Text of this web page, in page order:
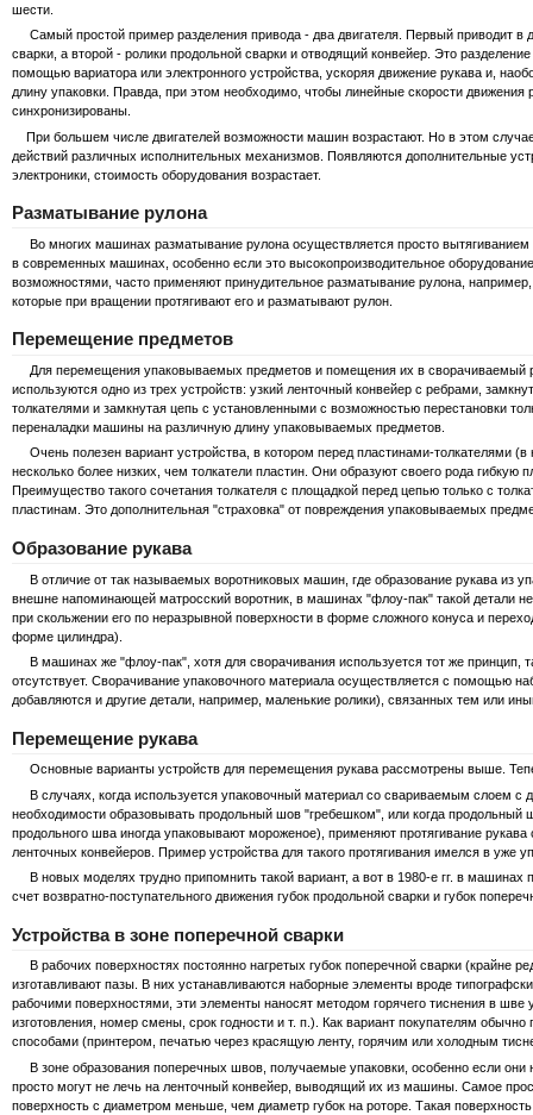
шести.
Самый простой пример разделения привода - два двигателя. Первый приводит в
сварки, а второй - ролики продольной сварки и отводящий конвейер. Это
помощью вариатора или электронного устройства, ускоряя движение рукава и,
длину упаковки. Правда, при этом необходимо, чтобы линейные скорости движения
синхронизированы.
При большем числе двигателей возможности машин возрастают. Но в этом
действий различных исполнительных механизмов. Появляются дополнительные
электроники, стоимость оборудования возрастает.
Разматывание рулона
Во многих машинах разматывание рулона осуществляется просто вытягиванием
в современных машинах, особенно если это высокопроизводительное
возможностями, часто применяют принудительное разматывание рулона,
которые при вращении протягивают его и разматывают рулон.
Перемещение предметов
Для перемещения упаковываемых предметов и помещения их в сворачиваемый
используются одно из трех устройств: узкий ленточный конвейер с ребрами,
толкателями и замкнутая цепь с установленными с возможностью перестановки
переналадки машины на различную длину упаковываемых предметов.
Очень полезен вариант устройства, в котором перед пластинами-толкателями (в
несколько более низких, чем толкатели пластин. Они образуют своего рода гибкую
Преимущество такого сочетания толкателя с площадкой перед цепью только с
пластинам. Это дополнительная "страховка" от повреждения упаковываемых
Образование рукава
В отличие от так называемых воротниковых машин, где образование рукава из
внешне напоминающей матросский воротник, в машинах "флоу-пак" такой детали
при скольжении его по неразрывной поверхности в форме сложного конуса и
форме цилиндра).
В машинах же "флоу-пак", хотя для сворачивания используется тот же принцип,
отсутствует. Сворачивание упаковочного материала осуществляется с помощью
добавляются и другие детали, например, маленькие ролики), связанных тем или
Перемещение рукава
Основные варианты устройств для перемещения рукава рассмотрены выше.
В случаях, когда используется упаковочный материал со свариваемым слоем с
необходимости образовывать продольный шов "гребешком", или когда продольный
продольного шва иногда упаковывают мороженое), применяют протягивание
ленточных конвейеров. Пример устройства для такого протягивания имелся в уже
В новых моделях трудно припомнить такой вариант, а вот в 1980-е гг. в машинах
счет возвратно-поступательного движения губок продольной сварки и губок
Устройства в зоне поперечной сварки
В рабочих поверхностях постоянно нагретых губок поперечной сварки (крайне
изготавливают пазы. В них устанавливаются наборные элементы вроде
рабочими поверхностями, эти элементы наносят методом горячего тиснения в
изготовления, номер смены, срок годности и т. п.). Как вариант покупателям
способами (принтером, печатью через красящую ленту, горячим или холодным
В зоне образования поперечных швов, получаемые упаковки, особенно если они
просто могут не лечь на ленточный конвейер, выводящий их из машины. Самое
поверхность с диаметром меньше, чем диаметр губок на роторе. Такая